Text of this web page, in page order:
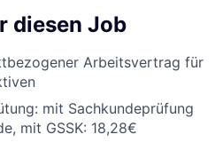
diesen Job
Arbeitsvertrag für
mit Sachkundeprüfung
mit GSSK: 18,28€